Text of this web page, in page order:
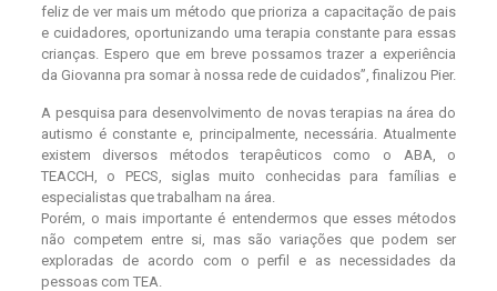
feliz de ver mais um método que prioriza a capacitação de pais
e cuidadores, oportunizando uma terapia constante para essas
crianças. Espero que em breve possamos trazer a experiência
da Giovanna pra somar à nossa rede de cuidados”, finalizou Pier.
A pesquisa para desenvolvimento de novas terapias na área do
autismo é constante e, principalmente, necessária. Atualmente
existem diversos métodos terapêuticos como o ABA, o
TEACCH, o PECS, siglas muito conhecidas para famílias e
especialistas que trabalham na área.
Porém, o mais importante é entendermos que esses métodos
não competem entre si, mas são variações que podem ser
exploradas de acordo com o perfil e as necessidades da
pessoas com TEA.